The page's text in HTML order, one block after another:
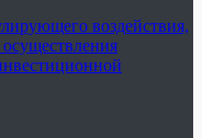
воздействия,